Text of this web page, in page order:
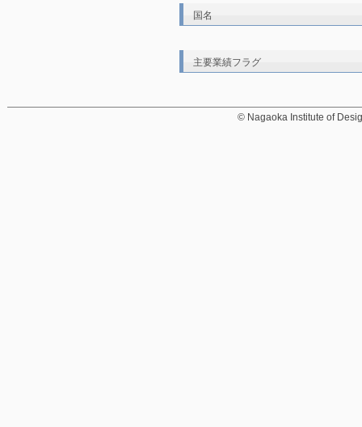
国名
主要業績フラグ